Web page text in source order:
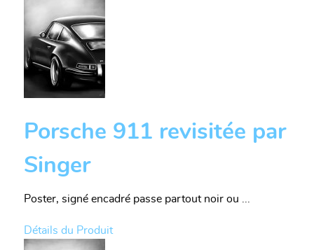
Porsche 911 revisitée par
Singer
Poster, signé encadré passe partout noir ou ...
Détails du Produit